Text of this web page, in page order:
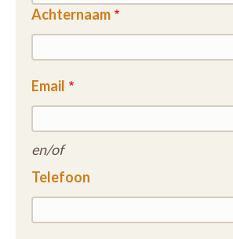
Achternaam
Email
en/of
Telefoon